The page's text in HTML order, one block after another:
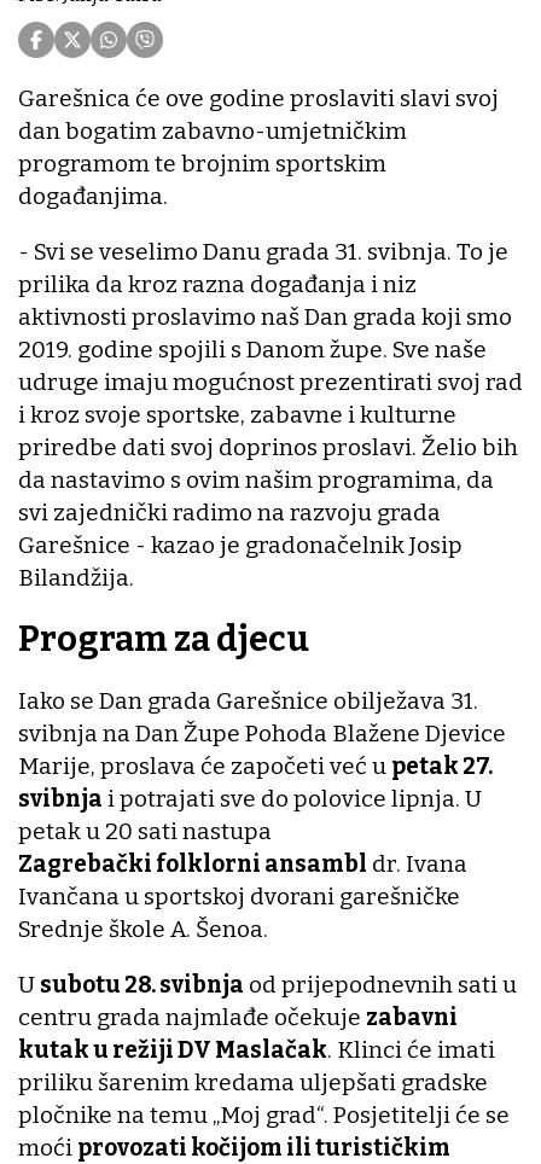
Garešnica će ove godine proslaviti slavi svoj
dan bogatim zabavno-umjetničkim
programom te brojnim sportskim
događanjima.
- Svi se veselimo Danu grada 31. svibnja. To je
prilika da kroz razna događanja i niz
aktivnosti proslavimo naš Dan grada koji smo
2019. godine spojili s Danom župe. Sve naše
udruge imaju mogućnost prezentirati svoj rad
i kroz svoje sportske, zabavne i kulturne
priredbe dati svoj doprinos proslavi. Želio bih
da nastavimo s ovim našim programima, da
svi zajednički radimo na razvoju grada
Garešnice - kazao je gradonačelnik Josip
Bilandžija.
Program za djecu
Iako se Dan grada Garešnice obilježava 31.
svibnja na Dan Župe Pohoda Blažene Djevice
Marije, proslava će započeti već u petak 27.
svibnja i potrajati sve do polovice lipnja. U
petak u 20 sati nastupa
Zagrebački folklorni ansambl dr. Ivana
Ivančana u sportskoj dvorani garešničke
Srednje škole A. Šenoa.
U subotu 28. svibnja od prijepodnevnih sati u
centru grada najmlađe očekuje zabavni
kutak u režiji DV Maslačak. Klinci će imati
priliku šarenim kredama uljepšati gradske
pločnike na temu „Moj grad“. Posjetitelji će se
moći provozati kočijom ili turističkim